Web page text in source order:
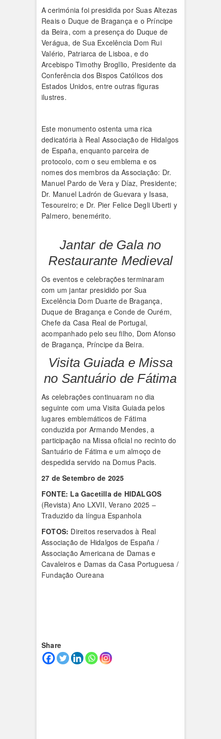
A cerimónia foi presidida por Suas Altezas
Reais o Duque de Bragança e o Príncipe
da Beira, com a presença do Duque de
Verágua, de Sua Excelência Dom Rui
Valério, Patriarca de Lisboa, e do
Arcebispo Timothy Brogllio, Presidente da
Conferência dos Bispos Católicos dos
Estados Unidos, entre outras figuras
ilustres.
Este monumento ostenta uma rica
dedicatória à Real Associação de Hidalgos
de España, enquanto parceira de
protocolo, com o seu emblema e os
nomes dos membros da Associação: Dr.
Manuel Pardo de Vera y Díaz, Presidente;
Dr. Manuel Ladrón de Guevara y Isasa,
Tesoureiro; e Dr. Pier Felice Degli Uberti y
Palmero, benemérito.
Jantar de Gala no
Restaurante Medieval
Os eventos e celebrações terminaram
com um jantar presidido por Sua
Excelência Dom Duarte de Bragança,
Duque de Bragança e Conde de Ourém,
Chefe da Casa Real de Portugal,
acompanhado pelo seu filho, Dom Afonso
de Bragança, Príncipe da Beira.
Visita Guiada e Missa
no Santuário de Fátima
As celebrações continuaram no dia
seguinte com uma Visita Guiada pelos
lugares emblemáticos de Fátima
conduzida por Armando Mendes, a
participação na Missa oficial no recinto do
Santuário de Fátima e um almoço de
despedida servido na Domus Pacis.
27 de Setembro de 2025
FONTE: La Gacetilla de HIDALGOS
(Revista) Ano LXVII, Verano 2025 –
Traduzido da língua Espanhola
FOTOS: Direitos reservados à Real
Associação de Hidalgos de España /
Associação Americana de Damas e
Cavaleiros e Damas da Casa Portuguesa /
Fundação Oureana
Share